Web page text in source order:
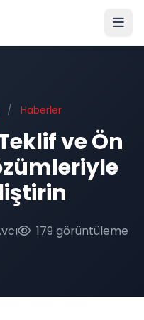
/ Haberler
ve Ön
179 görüntüleme